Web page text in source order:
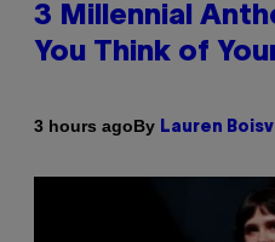
3 Millennial
You Think of
3 hours agoBy Lauren